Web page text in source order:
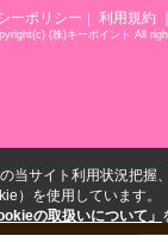
ーポリシー ｜ 利用規約
(株)キーポイント All
当サイト利用状況把握
）を使用しています。
の取扱いについて」